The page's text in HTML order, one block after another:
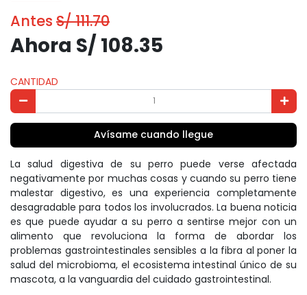
Antes S/ 111.70
Ahora S/ 108.35
CANTIDAD
Avísame cuando llegue
La salud digestiva de su perro puede verse afectada
negativamente por muchas cosas y cuando su perro tiene
malestar digestivo, es una experiencia completamente
desagradable para todos los involucrados. La buena noticia
es que puede ayudar a su perro a sentirse mejor con un
alimento que revoluciona la forma de abordar los
problemas gastrointestinales sensibles a la fibra al poner la
salud del microbioma, el ecosistema intestinal único de su
mascota, a la vanguardia del cuidado gastrointestinal.